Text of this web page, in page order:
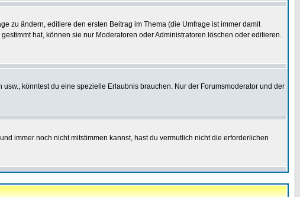
zu ändern, editiere den ersten Beitrag im Thema (die Umfrage ist immer damit
hat, können sie nur Moderatoren oder Administratoren löschen oder editieren.
könntest du eine spezielle Erlaubnis brauchen. Nur der Forumsmoderator und der
immer noch nicht mitstimmen kannst, hast du vermutlich nicht die erforderlichen